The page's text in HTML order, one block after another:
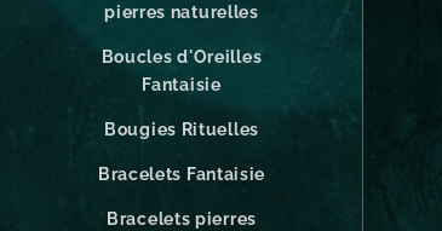
pierres naturelles
Boucles d'Oreilles
Fantaisie
Bougies Rituelles
Bracelets Fantaisie
Bracelets pierres